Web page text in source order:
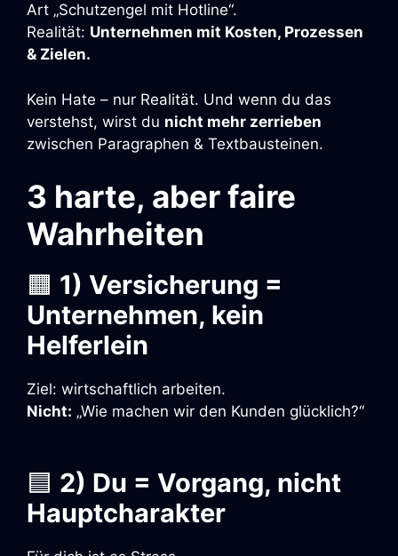
Art „Schutzengel mit Hotline“.
Realität: Unternehmen mit Kosten, Prozessen
& Zielen.
Kein Hate – nur Realität. Und wenn du das
verstehst, wirst du nicht mehr zerrieben
zwischen Paragraphen & Textbausteinen.
3 harte, aber faire
Wahrheiten
🟧 1) Versicherung =
Unternehmen, kein
Helferlein
Ziel: wirtschaftlich arbeiten.
Nicht: „Wie machen wir den Kunden glücklich?“
🟦 2) Du = Vorgang, nicht
Hauptcharakter